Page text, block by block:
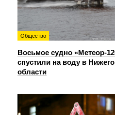
Общество
Восьмое судно «Метеор-
спустили на воду в
области